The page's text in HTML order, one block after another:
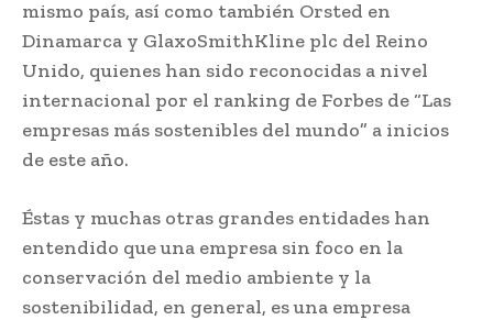
mismo país, así como también Orsted en
Dinamarca y GlaxoSmithKline plc del Reino
Unido, quienes han sido reconocidas a nivel
internacional por el ranking de Forbes de “Las
empresas más sostenibles del mundo” a inicios
de este año.
Éstas y muchas otras grandes entidades han
entendido que una empresa sin foco en la
conservación del medio ambiente y la
sostenibilidad, en general, es una empresa